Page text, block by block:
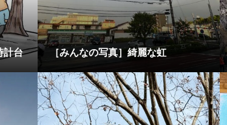
計台 ［みんなの写真］綺麗な虹